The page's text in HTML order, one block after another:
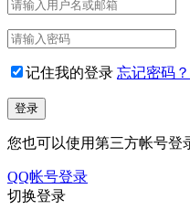
记住我的登录 忘记密码？
您也可以使用第三方帐号登
QQ帐号登录
切换登录